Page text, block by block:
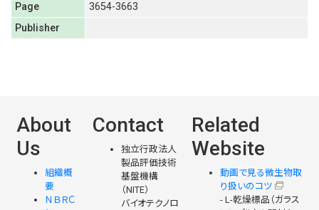
Page
3654-3663
Publisher
About
Us
組織概
要
ＮＢＲＣ
Contact
独立行政法人
製品評価技術
基盤機構
（NITE）
バイオテクノロ
Related
Website
動画で見る微生物取
り扱いのコツ
- L-乾燥標品（ガラス